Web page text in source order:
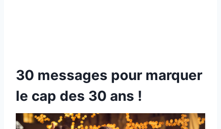
30 messages pour marquer
le cap des 30 ans !